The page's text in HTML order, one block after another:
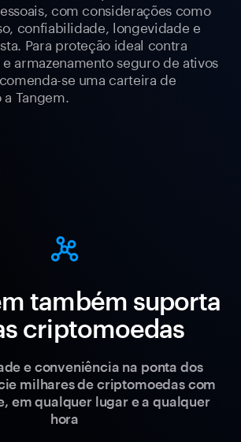
com considerações como
confiabilidade, longevidade e
Para proteção ideal contra
armazenamento seguro de ativos
se uma carteira de
Tangem.
também suporta
criptomoedas
e conveniência na ponta dos
milhares de criptomoedas com
em qualquer lugar e a qualquer
hora